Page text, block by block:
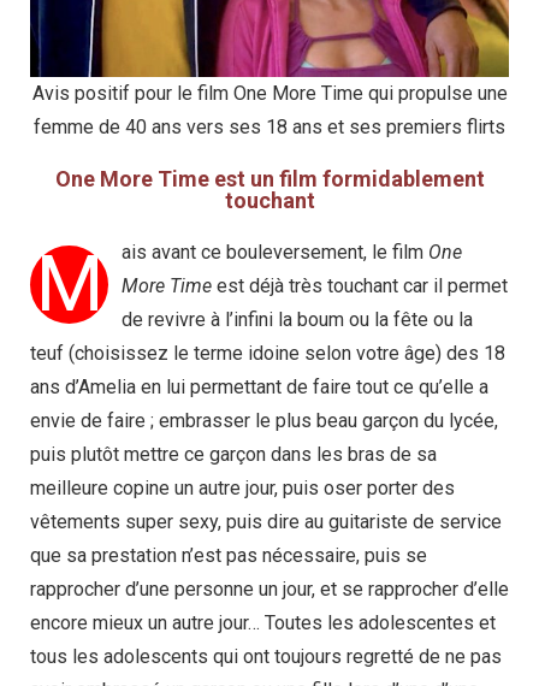
Avis positif pour le film One More Time qui propulse une
femme de 40 ans vers ses 18 ans et ses premiers flirts
One More Time est un film formidablement
touchant
M ais avant ce bouleversement, le film One
More Time est déjà très touchant car il permet
de revivre à l’infini la boum ou la fête ou la
teuf (choisissez le terme idoine selon votre âge) des 18
ans d’Amelia en lui permettant de faire tout ce qu’elle a
envie de faire ; embrasser le plus beau garçon du lycée,
puis plutôt mettre ce garçon dans les bras de sa
meilleure copine un autre jour, puis oser porter des
vêtements super sexy, puis dire au guitariste de service
que sa prestation n’est pas nécessaire, puis se
rapprocher d’une personne un jour, et se rapprocher d’elle
encore mieux un autre jour… Toutes les adolescentes et
tous les adolescents qui ont toujours regretté de ne pas